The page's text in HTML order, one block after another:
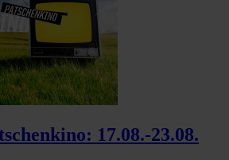
17.08.-23.08.